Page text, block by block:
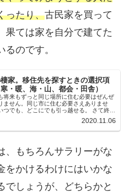
ったり、古民家を買って
果ては家を自分で建てた
るのです。
家。移住先を探すときの選択項
・暖、海・山、都会・田舎）
将来もずっと同じ場所に住む必要はぜんぜ
ません。同じ市に住む必要さえありませ
つでも、どこにでも引っ越せる。 さて終の
移住先を探しましょう。どういう選択をす
2020.11.06
、もちろんサラリーがな
をかけるわけにはいかな
でしょうが、どちらかと